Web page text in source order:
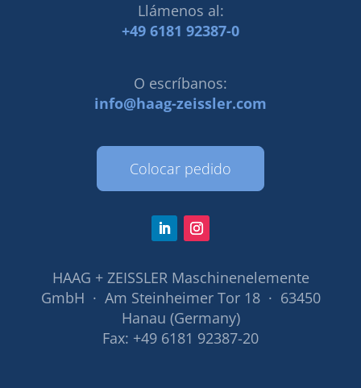
Llámenos al:
+49 6181 92387-0
O escríbanos:
info@haag-zeissler.com
Colocar pedido
HAAG + ZEISSLER Maschinenelemente
GmbH · Am Steinheimer Tor 18 · 63450
Hanau (Germany)
Fax: +49 6181 92387-20